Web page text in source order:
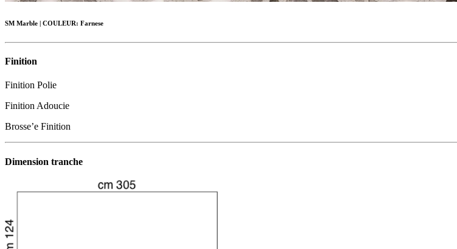
SM Marble | COULEUR: Farnese
Finition
Finition Polie
Finition Adoucie
Brosse’e Finition
Dimension tranche